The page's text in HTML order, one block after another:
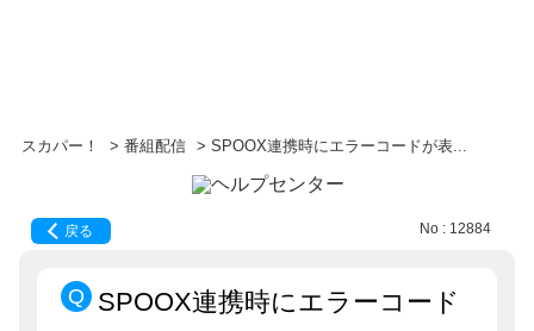
スカパー！ > 番組配信 > SPOOX連携時にエラーコードが表...
戻る No : 12884
SPOOX連携時にエラーコード